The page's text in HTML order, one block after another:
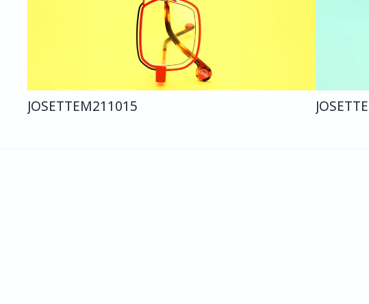
JOSETTEM211015 JOSETTE